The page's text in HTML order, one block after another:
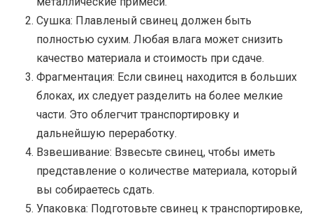
Сушка: Плавленый свинец должен быть
полностью сухим. Любая влага может снизить
качество материала и стоимость при сдаче.
Фрагментация: Если свинец находится в больших
блоках, их следует разделить на более мелкие
части. Это облегчит транспортировку и
дальнейшую переработку.
Взвешивание: Взвесьте свинец, чтобы иметь
представление о количестве материала, который
вы собираетесь сдать.
Упаковка: Подготовьте свинец к транспортировке,